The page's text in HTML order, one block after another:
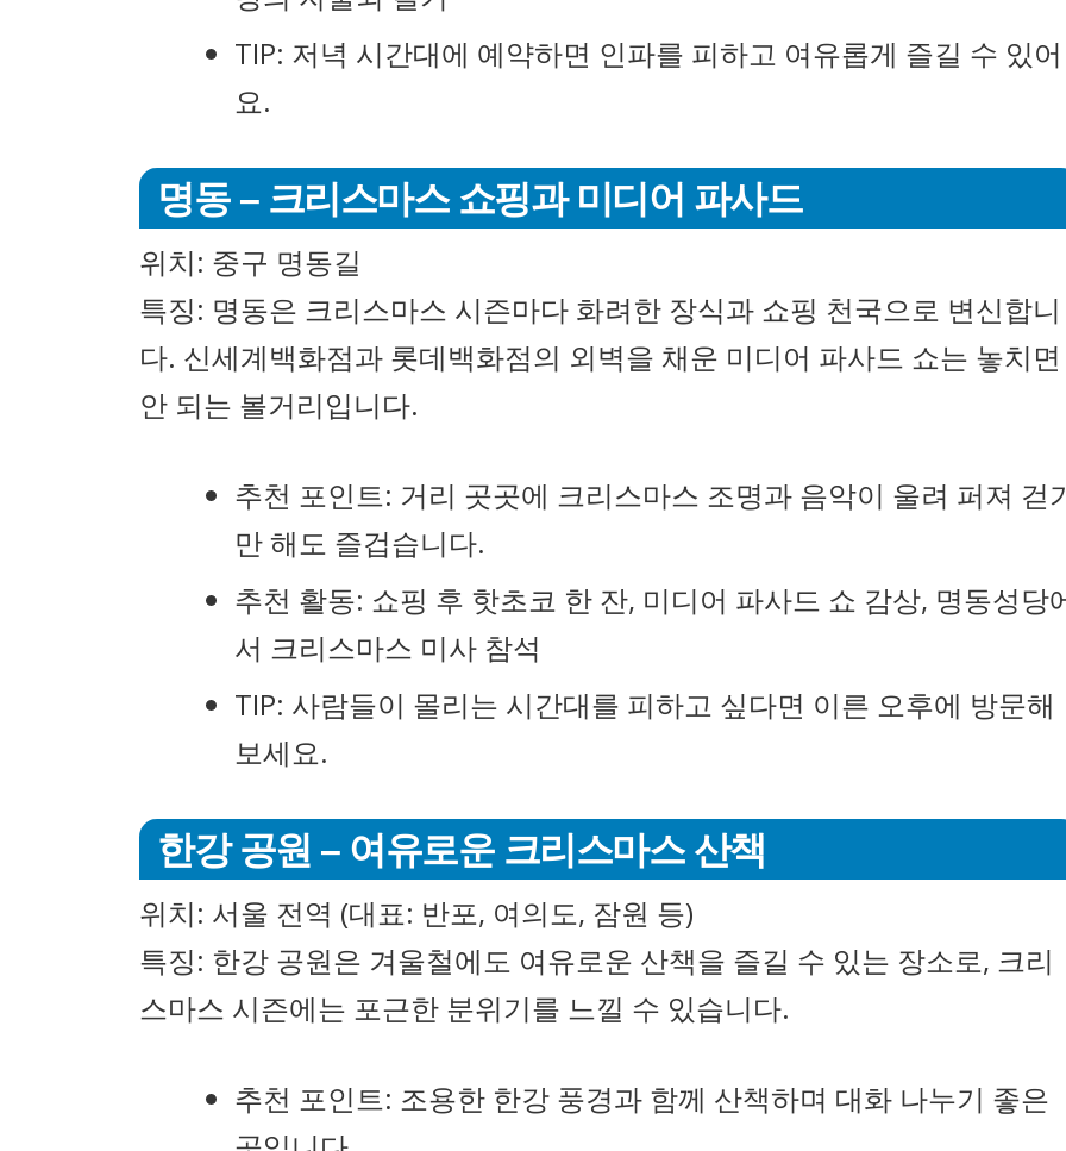
TIP: 저녁 시간대에 예약하면 인파를 피하고 여유롭게 즐길 수 있어
요.
명동 – 크리스마스 쇼핑과 미디어 파사드
위치: 중구 명동길
특징: 명동은 크리스마스 시즌마다 화려한 장식과 쇼핑 천국으로 변신합니
다. 신세계백화점과 롯데백화점의 외벽을 채운 미디어 파사드 쇼는 놓치면
안 되는 볼거리입니다.
추천 포인트: 거리 곳곳에 크리스마스 조명과 음악이 울려 퍼져 걷
만 해도 즐겁습니다.
추천 활동: 쇼핑 후 핫초코 한 잔, 미디어 파사드 쇼 감상, 명동성당
서 크리스마스 미사 참석
TIP: 사람들이 몰리는 시간대를 피하고 싶다면 이른 오후에 방문해
보세요.
한강 공원 – 여유로운 크리스마스 산책
위치: 서울 전역 (대표: 반포, 여의도, 잠원 등)
특징: 한강 공원은 겨울철에도 여유로운 산책을 즐길 수 있는 장소로, 크리
스마스 시즌에는 포근한 분위기를 느낄 수 있습니다.
추천 포인트: 조용한 한강 풍경과 함께 산책하며 대화 나누기 좋은